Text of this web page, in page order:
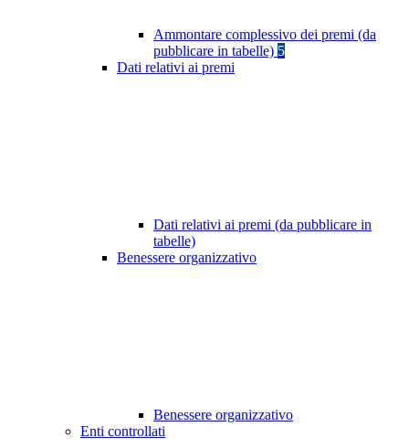
Ammontare complessivo dei premi (da
pubblicare in tabelle) 5
Dati relativi ai premi
Dati relativi ai premi (da pubblicare in
tabelle)
Benessere organizzativo
Benessere organizzativo
Enti controllati